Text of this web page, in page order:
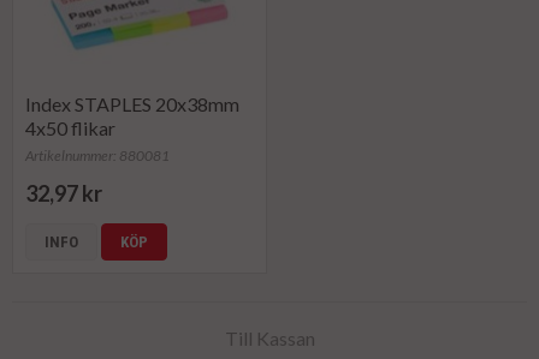
Index STAPLES 20x38mm
4x50 flikar
Artikelnummer: 880081
32,97 kr
INFO KÖP
Till Kassan